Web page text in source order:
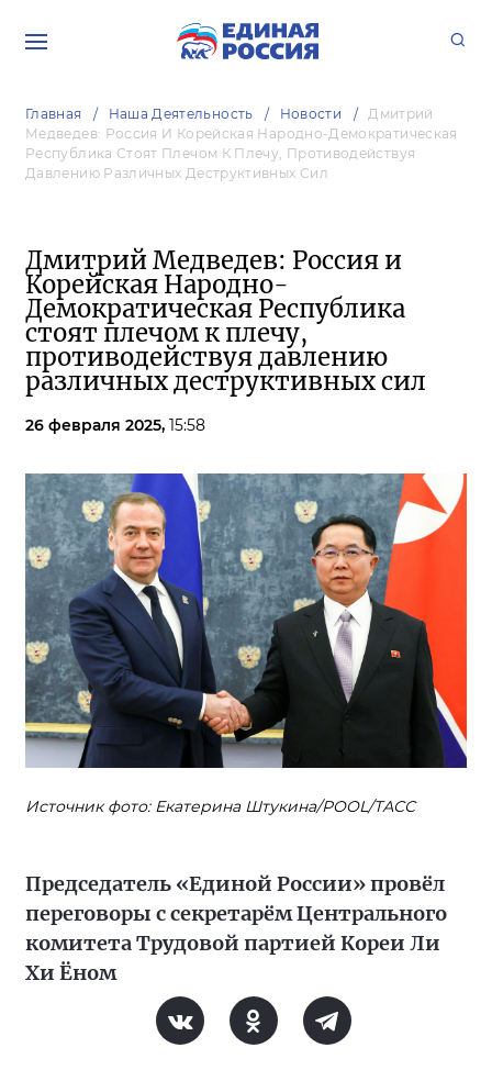
Главная Наша Деятельность Новости
Дмитрий
Медведев: Россия И Корейская Народно-Демократическая
Республика Стоят Плечом К Плечу, Противодействуя
Давлению Различных Деструктивных Сил
Дмитрий Медведев: Россия и
Корейская Народно-
Демократическая Республика
стоят плечом к плечу,
противодействуя давлению
различных деструктивных сил
26 февраля 2025, 15:58
Источник фото: Екатерина Штукина/POOL/ТАСС
Председатель «Единой России» провёл
переговоры с секретарём Центрального
комитета Трудовой партией Кореи Ли
Хи Ёном